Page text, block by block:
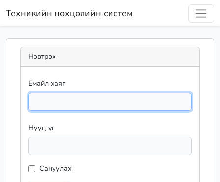
Техникийн нөхцөлийн систем
Нэвтрэх
Емайл хаяг
Нууц үг
Сануулах